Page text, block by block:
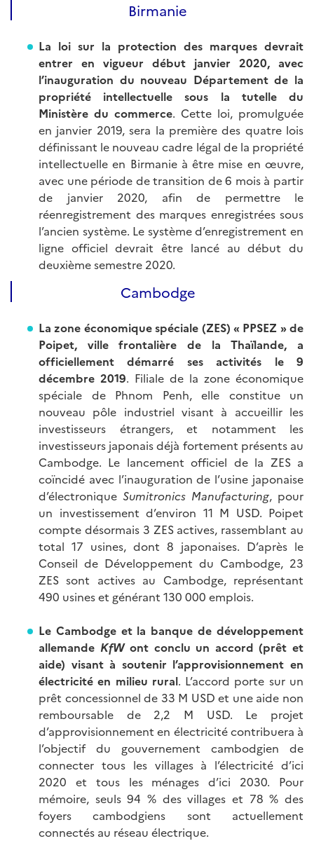
Birmanie
La loi sur la protection des marques devrait
entrer en vigueur début janvier 2020, avec
l’inauguration du nouveau Département de la
propriété intellectuelle sous la tutelle du
Ministère du commerce. Cette loi, promulguée
en janvier 2019, sera la première des quatre lois
définissant le nouveau cadre légal de la propriété
intellectuelle en Birmanie à être mise en œuvre,
avec une période de transition de 6 mois à partir
de janvier 2020, afin de permettre le
réenregistrement des marques enregistrées sous
l’ancien système. Le système d’enregistrement en
ligne officiel devrait être lancé au début du
deuxième semestre 2020.
Cambodge
La zone économique spéciale (ZES) « PPSEZ » de
Poipet, ville frontalière de la Thaïlande, a
officiellement démarré ses activités le 9
décembre 2019. Filiale de la zone économique
spéciale de Phnom Penh, elle constitue un
nouveau pôle industriel visant à accueillir les
investisseurs étrangers, et notamment les
investisseurs japonais déjà fortement présents au
Cambodge. Le lancement officiel de la ZES a
coïncidé avec l’inauguration de l’usine japonaise
d’électronique Sumitronics Manufacturing, pour
un investissement d’environ 11 M USD. Poipet
compte désormais 3 ZES actives, rassemblant au
total 17 usines, dont 8 japonaises. D’après le
Conseil de Développement du Cambodge, 23
ZES sont actives au Cambodge, représentant
490 usines et générant 130 000 emplois.
Le Cambodge et la banque de développement
allemande KfWont conclu un accord (prêt et
aide) visant à soutenir l’approvisionnement en
électricité en milieu rural. L’accord porte sur un
prêt concessionnel de 33 M USD et une aide non
remboursable de 2,2 M USD. Le projet
d’approvisionnement en électricité contribuera à
l’objectif du gouvernement cambodgien de
connecter tous les villages à l’électricité d’ici
2020 et tous les ménages d’ici 2030. Pour
mémoire, seuls 94 % des villages et 78 % des
foyers cambodgiens sont actuellement
connectés au réseau électrique.